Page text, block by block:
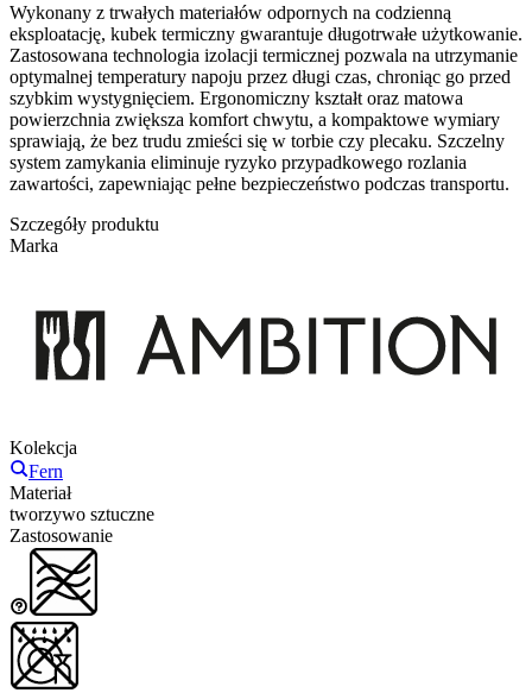
Wykonany z trwałych materiałów odpornych na codzienną
eksploatację, kubek termiczny gwarantuje długotrwałe użytkowanie.
Zastosowana technologia izolacji termicznej pozwala na utrzymanie
optymalnej temperatury napoju przez długi czas, chroniąc go przed
szybkim wystygnięciem. Ergonomiczny kształt oraz matowa
powierzchnia zwiększa komfort chwytu, a kompaktowe wymiary
sprawiają, że bez trudu zmieści się w torbie czy plecaku. Szczelny
system zamykania eliminuje ryzyko przypadkowego rozlania
zawartości, zapewniając pełne bezpieczeństwo podczas transportu.
Szczegóły produktu
Marka
Kolekcja
Fern
Materiał
tworzywo sztuczne
Zastosowanie